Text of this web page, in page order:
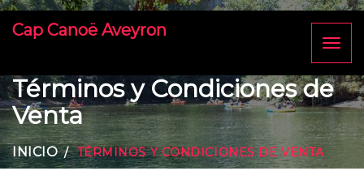
Cap Canoë Aveyron
Términos y Condiciones de
Venta
INICIO TÉRMINOS Y CONDICIONES DE VENTA